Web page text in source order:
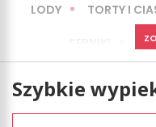
LODY TORTY I
Szybkie